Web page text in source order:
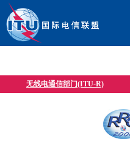
无线电通信部门(ITU-R)